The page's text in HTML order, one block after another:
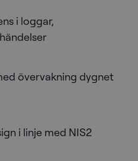
i loggar,
övervakning dygnet
i linje med NIS2